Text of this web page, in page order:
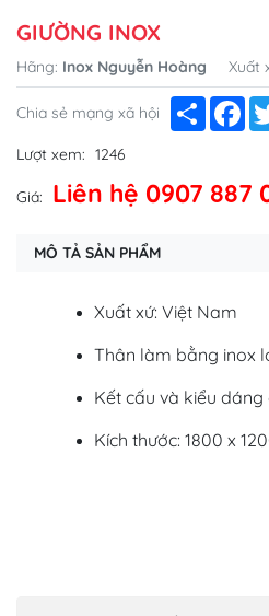
GIƯỜNG INOX
Hãng: Inox Nguyễn Hoàng Xuất
Chia sẻ mạng xã hội Share
Lượt xem: 1246
Giá: Liên hệ 0907 887
MÔ TẢ SẢN PHẨM
Xuất xứ: Việt Nam
Thân làm bằng inox
Kết cấu và kiểu
Kích thước: 1800 x